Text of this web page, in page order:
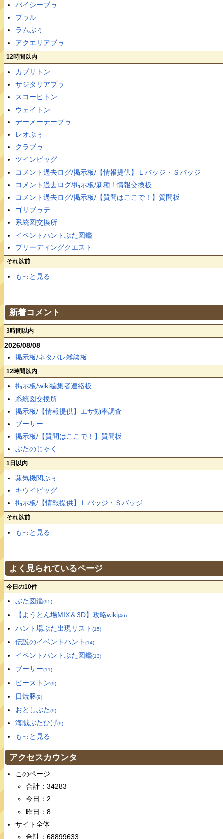
パイシーブゥ
ブゥル
ラムぶぅ
アクエリアブゥ
12時間以内
カプリトン
サジタリアブゥ
スコーピトン
ウェイトン
デーメーテーブゥ
レオぶぅ
クラブゥ
ツインピッグ
コメント過去ログ/掲示板/【情報提供】Ｌバッジ・Ｓバッジ
コメント過去ログ/掲示板/新種！情報交換板
コメント過去ログ/掲示板/【質問はここで！】質問板
ゴリブゥテ
系統図交換所
イベントハントぶた図鑑
ブリーディングクエスト
それ以前
もっと見る
新着コメント
3時間以内
2026/08/08
掲示板/ネタバレ雑談板
12時間以内
掲示板/wiki編集者連絡板
系統図交換所
掲示板/【情報提供】エサ効率調査
ブーサー
掲示板/【質問はここで！】質問板
ぶたのじゃく
1日以内
蒸気機関ぶぅ
キウイピッグ
掲示板/【情報提供】Ｌバッジ・Ｓバッジ
それ以前
もっと見る
よく見られているページ
今日の10件
ぶた図鑑(95)
【ようとん場MIX＆3D】攻略wiki(46)
ハント場ぶた出現リスト (15)
伝説のイベントハント (14)
イベントハントぶた図鑑(13)
ブーサー(11)
ビーストン(9)
日焼豚(9)
おとしぶた(9)
海賊ぶたひげ(9)
もっと見る
アクセスカウンタ
このページ
合計：34283
今日：2
昨日：8
サイト全体
合計：68899633